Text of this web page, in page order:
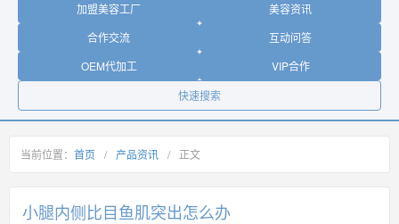
加盟美容工厂
美容资讯
合作交流
互动问答
OEM代加工
VIP合作
快速搜索
当前位置： 首页 / 产品资讯 / 正文
小腿内侧比目鱼肌突出怎么办